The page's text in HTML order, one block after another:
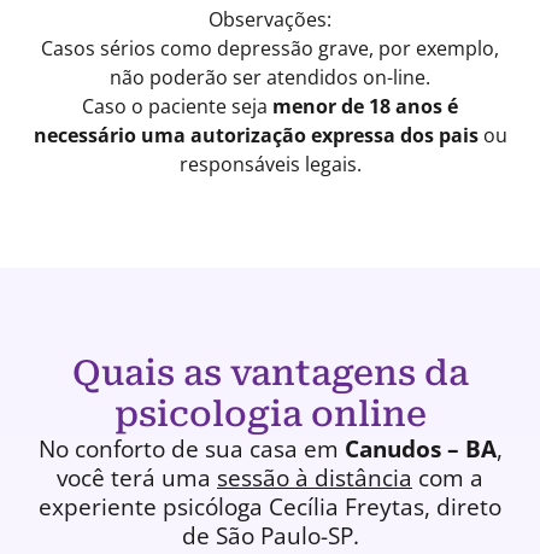
Observações:
Casos sérios como depressão grave, por exemplo,
não poderão ser atendidos on-line.
Caso o paciente seja menor de 18 anos é
necessário uma autorização expressa dos paisou
responsáveis legais.
Quais as vantagens da
psicologia online
No conforto de sua casa em Canudos – BA,
você terá uma sessão à distância com a
experiente psicóloga Cecília Freytas, direto
de São Paulo-SP.